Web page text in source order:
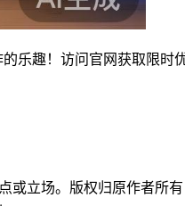
乐趣！访问官网获取限时
立场。版权归原作者所